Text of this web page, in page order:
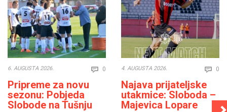
6. AUGUSTA 2026.  0 Comments
Pripreme za novu
sezonu: Pobjeda
Slobode na Tušnju
4. AUGUSTA 2026.  0
Najava prijateljske
utakmice: Sloboda –
Majevica Lopare